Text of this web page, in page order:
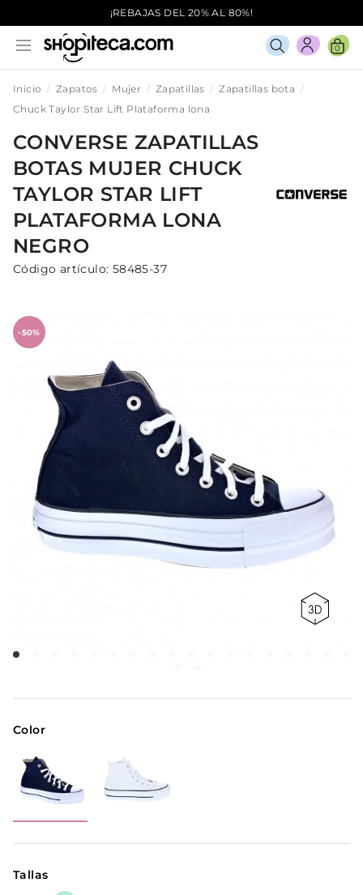
¡REBAJAS DEL 20% AL 80%!
0
Inicio Zapatos Mujer Zapatillas
Zapatillas bota
Chuck Taylor Star Lift Plataforma lona
CONVERSE ZAPATILLAS
BOTAS MUJER CHUCK
TAYLOR STAR LIFT
PLATAFORMA LONA
NEGRO
Código artículo: 58485-37
-50%
Color
Tallas